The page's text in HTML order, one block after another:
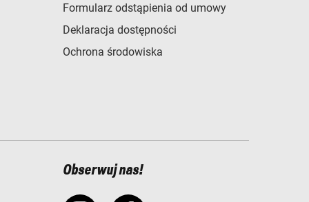
Formularz odstąpienia od umowy
Deklaracja dostępności
Ochrona środowiska
Obserwuj nas!